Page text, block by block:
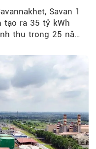
Savan 1
tạo ra 35 tỷ kWh
thu trong 25 năm